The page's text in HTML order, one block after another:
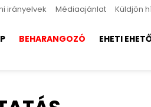
irányelvek Médiaajánlat Küldjön
BEHARANGOZÓ EHETI